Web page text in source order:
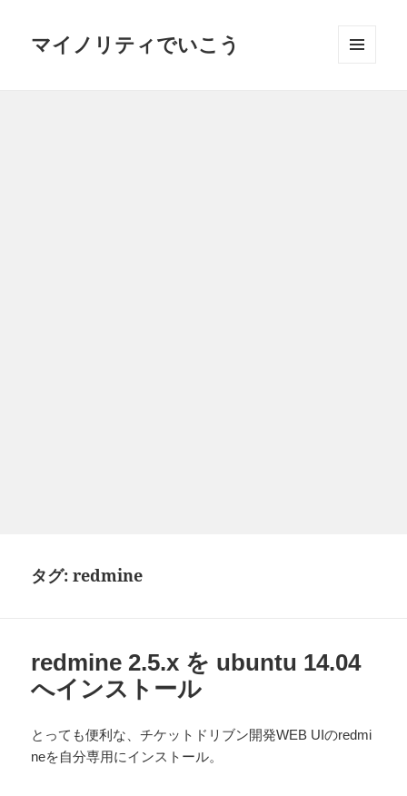
マイノリティでいこう
タグ:redmine
redmine 2.5.x を ubuntu 14.04
へインストール
とっても便利な、チケットドリブン開発WEB UIのredmi
neを自分専用にインストール。